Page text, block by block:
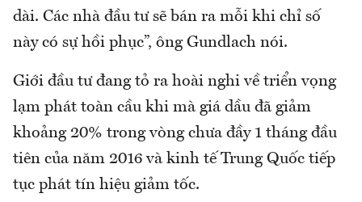
dài. Các nhà đầu tư sẽ bán ra mỗi khi chỉ số
này có sự hồi phục”, ông Gundlach nói.
Giới đầu tư đang tỏ ra hoài nghi về triển vọng
lạm phát toàn cầu khi mà giá dầu đã giảm
khoảng 20% trong vòng chưa đầy 1 tháng đầu
tiên của năm 2016 và kinh tế Trung Quốc tiếp
tục phát tín hiệu giảm tốc.